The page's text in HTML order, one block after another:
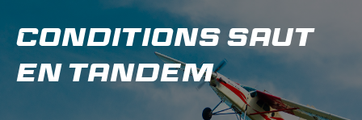
Conditions saut
en tandem